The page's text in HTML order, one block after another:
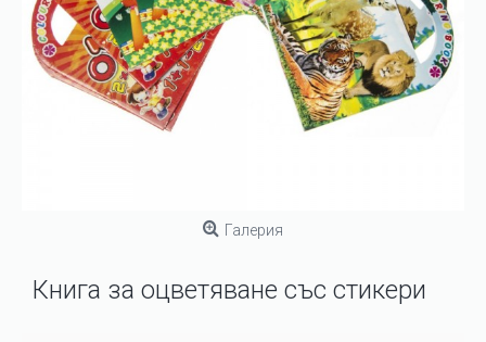
Галерия
Книга за оцветяване със стикери